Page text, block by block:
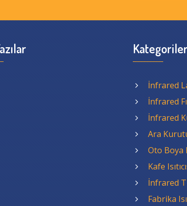
Kategoriler
İnfrared
İnfrared
İnfrared
Ara
Oto Boya
Kafe
İnfrared
Fabrika